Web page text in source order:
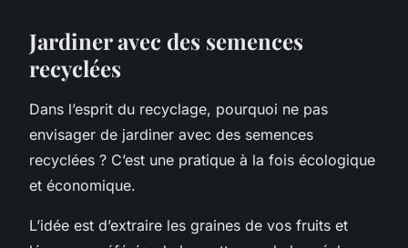
Jardiner avec des semences
recyclées
Dans l’esprit du recyclage, pourquoi ne pas
envisager de jardiner avec des semences
recyclées ? C’est une pratique à la fois écologique
et économique.
L’idée est d’extraire les graines de vos fruits et